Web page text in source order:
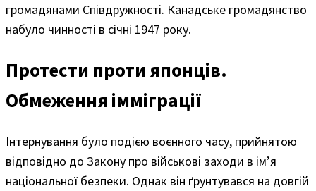
громадянами Співдружності. Канадське громадянство
набуло чинності в січні 1947 року.
Протести проти японців.
Обмеження імміграції
Інтернування було подією воєнного часу, прийнятою
відповідно до Закону про військові заходи в ім’я
національної безпеки. Однак він ґрунтувався на довгій